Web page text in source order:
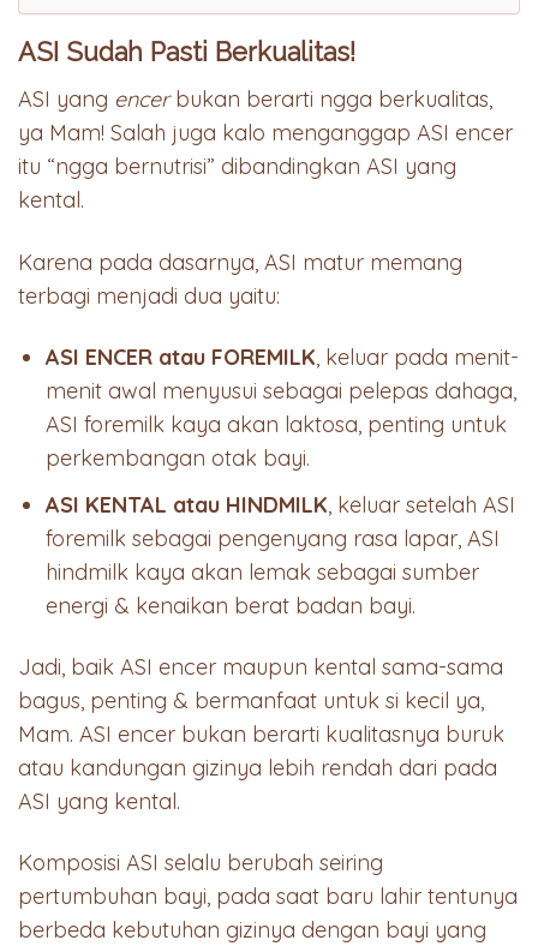
ASI Sudah Pasti Berkualitas!
ASI yang encerbukan berarti ngga berkualitas,
ya Mam! Salah juga kalo menganggap ASI encer
itu “ngga bernutrisi” dibandingkan ASI yang
kental.
Karena pada dasarnya, ASI matur memang
terbagi menjadi dua yaitu:
ASI ENCER atau FOREMILK, keluar pada menit-
menit awal menyusui sebagai pelepas dahaga,
ASI foremilk kaya akan laktosa, penting untuk
perkembangan otak bayi.
ASI KENTAL atau HINDMILK, keluar setelah ASI
foremilk sebagai pengenyang rasa lapar, ASI
hindmilk kaya akan lemak sebagai sumber
energi & kenaikan berat badan bayi.
Jadi, baik ASI encer maupun kental sama-sama
bagus, penting & bermanfaat untuk si kecil ya,
Mam. ASI encer bukan berarti kualitasnya buruk
atau kandungan gizinya lebih rendah dari pada
ASI yang kental.
Komposisi ASI selalu berubah seiring
pertumbuhan bayi, pada saat baru lahir tentunya
berbeda kebutuhan gizinya dengan bayi yang